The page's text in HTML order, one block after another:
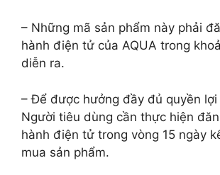
– Những mã sản phẩm này phải
hành điện tử của AQUA trong
diễn ra.
– Để được hưởng đầy đủ quyền lợi
Người tiêu dùng cần thực hiện
hành điện tử trong vòng 15 ngày
mua sản phẩm.